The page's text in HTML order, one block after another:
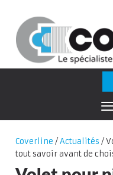
Coverline /Actualités /
tout savoir avant de